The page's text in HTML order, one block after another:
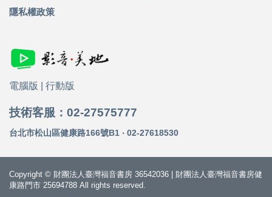
隱私權政策
電腦版 行動版
技術客服：02-27575777
台北市松山區健康路166號B1 ‧ 02-27618530
Copyright © 財團法人臺灣福音書房 36542036 | 財團法人臺灣福音書房健
康路門市 25694788 All rights reserved.